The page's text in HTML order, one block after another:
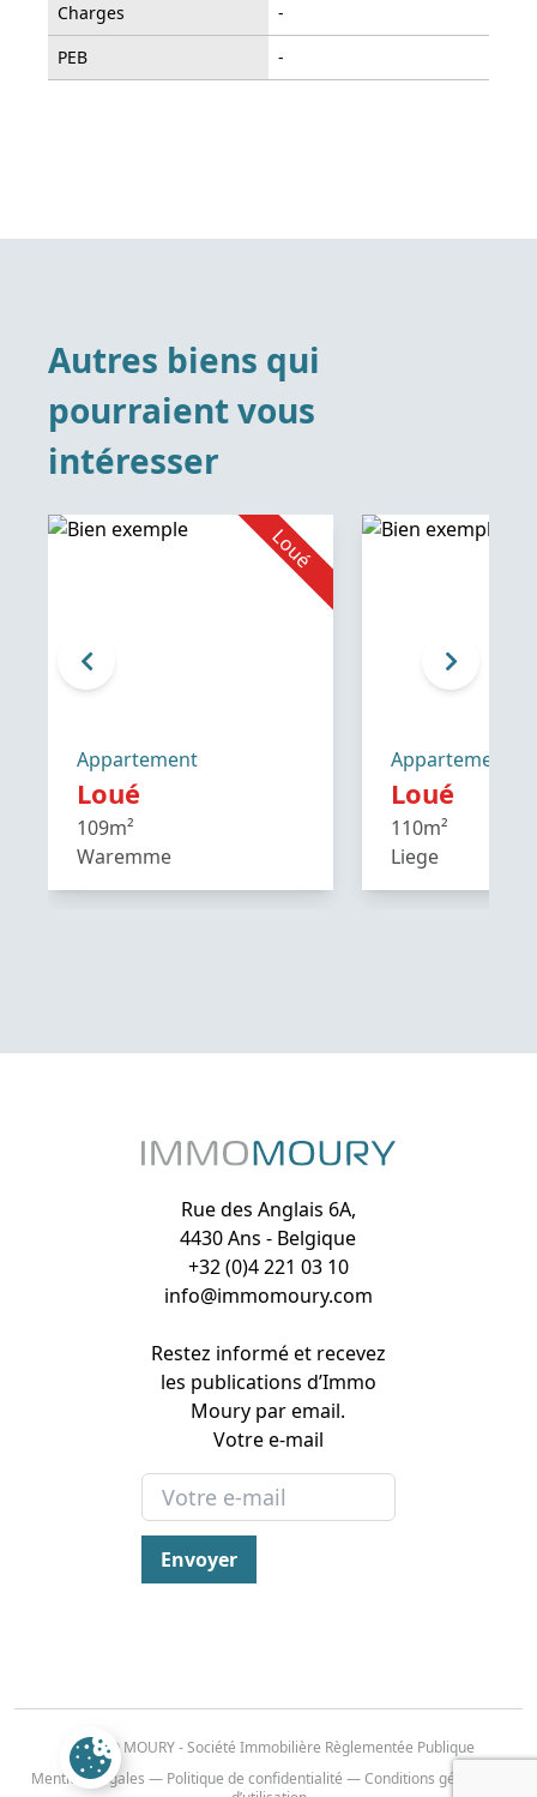
Charges
-
PEB
-
Autres biens qui
pourraient vous
intéresser
Loué
Appartement
Loué
109m²
Waremme
Appartement
Loué
110m²
Liege
Rue des Anglais 6A,
4430 Ans - Belgique
+32 (0)4 221 03 10
info@immomoury.com
Restez informé et recevez
les publications d’Immo
Moury par email.
Votre e-mail
Envoyer
© IMMO MOURY - Société Immobilière Règlementée Publique
Mentions légales — Politique de confidentialité —Conditions générales